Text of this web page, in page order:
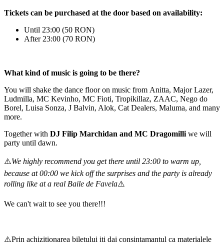
Tickets can be purchased at the door based on availability:
Until 23:00 (50 RON)
After 23:00 (70 RON)
What kind of music is going to be there?
You will shake the dance floor on music from Anitta, Major Lazer,
Ludmilla, MC Kevinho, MC Fioti, Tropikillaz, ZAAC, Nego do
Borel, Luisa Sonza, J Balvin, Alok, Cat Dealers, Maluma, and many
more.
Together with DJ Filip Marchidan and MC Dragomilli we will
party until dawn.
⚠️We highly recommend you get there until 23:00 to warm up,
because at 00:00 we kick off the surprises and the party is already
rolling like at a real Baile de Favela⚠️
We can't wait to see you there!!!
⚠️Prin achizitionarea biletului iti dai consintamantul ca materialele